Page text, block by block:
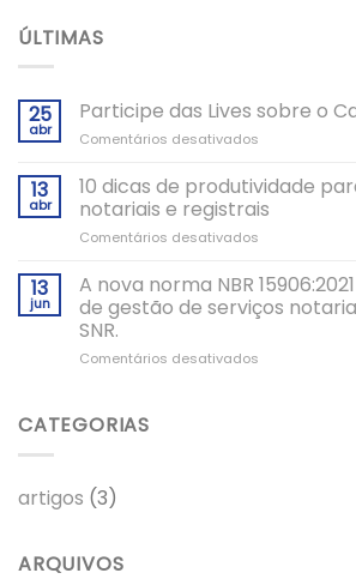
ÚLTIMAS
25
abr
Participe das Lives sobre o
Comentários desativados
das
Lives
sobre
TOP
13
abr
10 dicas de produtividade
notariais e registrais
Comentários desativados
dicas
de
produtividade
13
jun
A nova norma NBR
de gestão de serviços
SNR.
Comentários desativados
CATEGORIAS
artigos (3)
ARQUIVOS